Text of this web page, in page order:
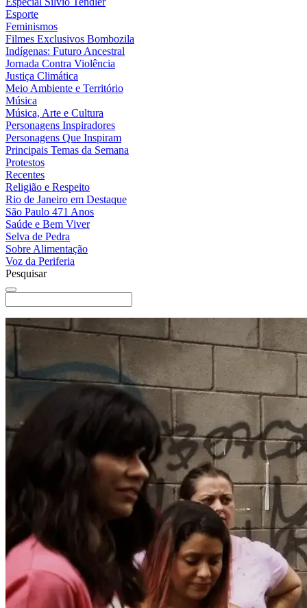
Esporte
Feminismos
Filmes Exclusivos Bombozila
Indígenas: Futuro Ancestral
Jornada Contra Violência
Justiça Climática
Meio Ambiente e Território
Música
Música, Arte e Cultura
Personagens Inspiradores
Personagens Que Inspiram
Principais Temas da Semana
Protestos
Recentes
Religião e Respeito
Rio de Janeiro em Destaque
São Paulo 471 Anos
Saúde e Bem Viver
Selva de Pedra
Sobre Alimentação
Voz da Periferia
Pesquisar